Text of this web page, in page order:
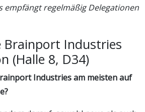
empfängt regelmäßig Delegationen
Brainport Industries
(Halle 8, D34)
Industries am meisten auf